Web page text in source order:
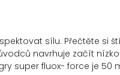
sílu. Přečtěte si
navrhuje začít
super fluox- force je 50